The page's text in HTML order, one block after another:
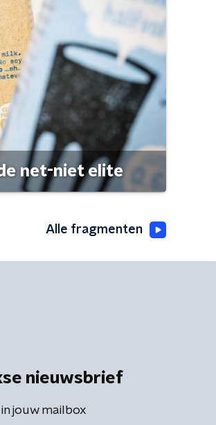
net-niet elite
Alle fragmenten
nieuwsbrief
jouw mailbox